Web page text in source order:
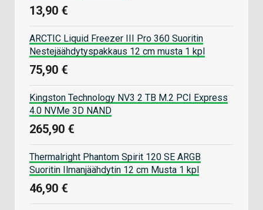
13,90 €
ARCTIC Liquid Freezer III Pro 360 Suoritin
Nestejäähdytyspakkaus 12 cm musta 1 kpl
75,90 €
Kingston Technology NV3 2 TB M.2 PCI Express
4.0 NVMe 3D NAND
265,90 €
Thermalright Phantom Spirit 120 SE ARGB
Suoritin Ilmanjäähdytin 12 cm Musta 1 kpl
46,90 €